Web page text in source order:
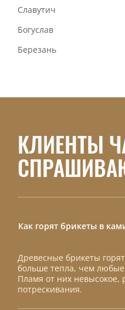
Славутич
Богуслав
Березань
КЛИЕНТЫ
Как горят брикеты в
Древесные брикеты
больше тепла, чем
Пламя от них невысокое,
потрескивания.